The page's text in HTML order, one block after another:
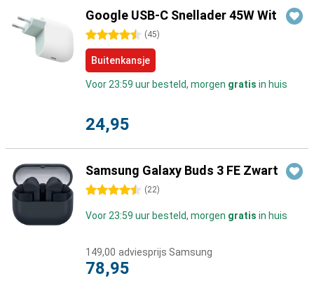
Google USB-C Snellader 45W Wit
4.5 sterren (45)
Buitenkansje
Voor 23:59 uur besteld, morgen gratis in huis
24,95
Samsung Galaxy Buds 3 FE Zwart
4.5 sterren (22)
Voor 23:59 uur besteld, morgen gratis in huis
149,00 adviesprijs Samsung
78,95